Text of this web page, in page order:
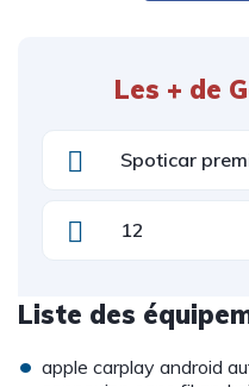
Les + de
Spoticar
12
Liste des
• apple carplay android